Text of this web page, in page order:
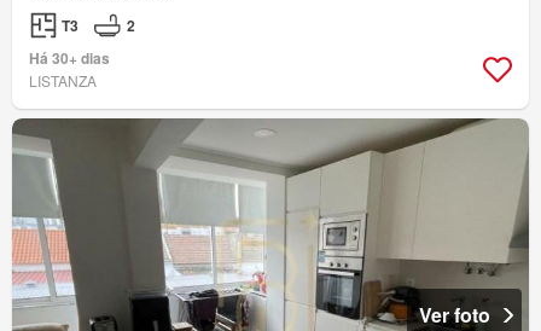
T3
2
Há 30+ dias
LISTANZA
Ver foto